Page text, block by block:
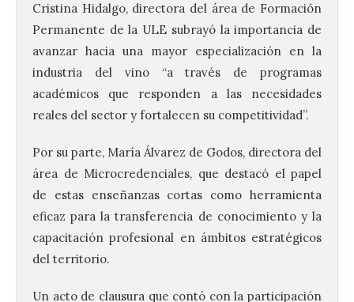
Cristina Hidalgo, directora del área de Formación
Permanente de la ULE subrayó la importancia de
avanzar hacia una mayor especialización en la
industria del vino “a través de programas
académicos que responden a las necesidades
reales del sector y fortalecen su competitividad”.
Por su parte, María Álvarez de Godos, directora del
área de Microcredenciales, que destacó el papel
de estas enseñanzas cortas como herramienta
eficaz para la transferencia de conocimiento y la
capacitación profesional en ámbitos estratégicos
del territorio.
Un acto de clausura que contó con la participación